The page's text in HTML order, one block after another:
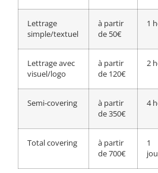
Lettrage
simple/textuel
à partir
de 50€
1
Lettrage avec
visuel/logo
à partir
de 120€
2
Semi-covering
à partir
de 350€
4
Total covering
à partir
de 700€
1